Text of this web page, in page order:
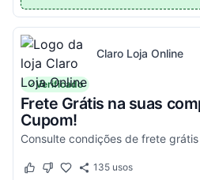
Claro Loja Online
Verificado
Frete Grátis na suas
Cupom!
Este cupom funcionou
Este cupom não funcionou
135usos